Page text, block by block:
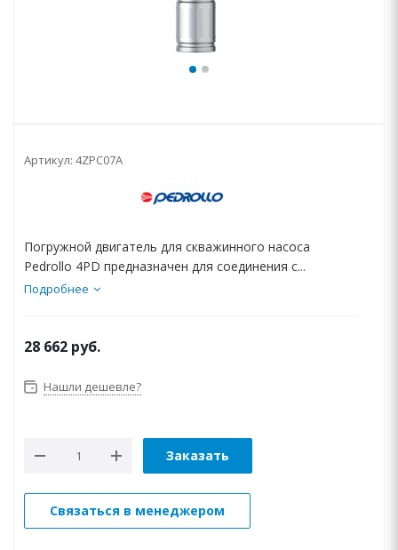
Артикул: 4ZPC07A
Погружной двигатель для скважинного насоса
Pedrollo 4PD предназначен для соединения с...
Подробнее
28 662 руб.
Нашли дешевле?
Заказать
Связаться в менеджером